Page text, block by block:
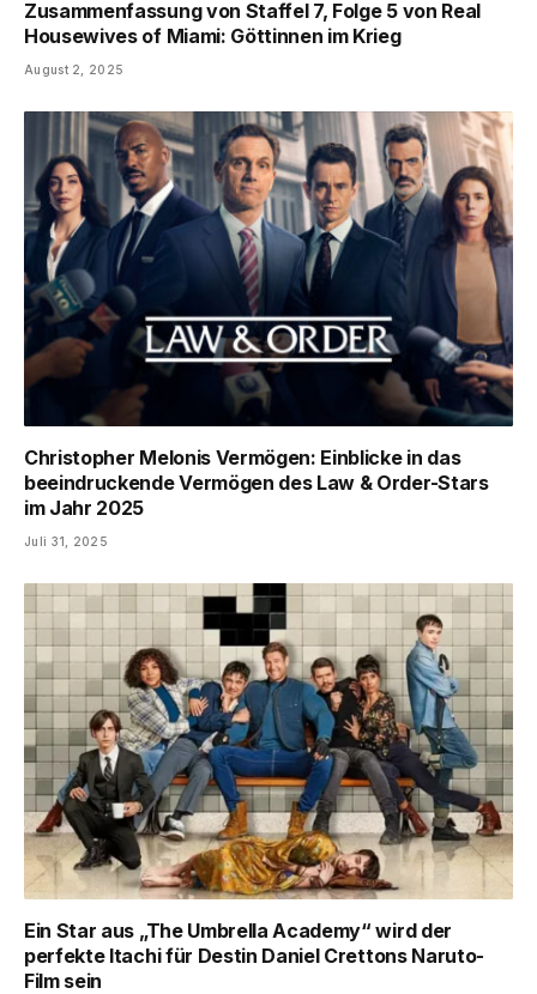
Zusammenfassung von Staffel 7, Folge 5 von Real
Housewives of Miami: Göttinnen im Krieg
August 2, 2025
Christopher Melonis Vermögen: Einblicke in das
beeindruckende Vermögen des Law & Order-Stars
im Jahr 2025
Juli 31, 2025
Ein Star aus „The Umbrella Academy“ wird der
perfekte Itachi für Destin Daniel Crettons Naruto-
Film sein